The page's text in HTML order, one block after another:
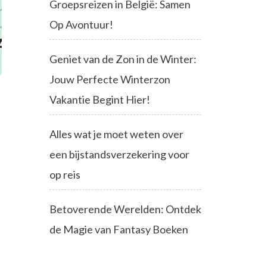
Groepsreizen in België: Samen
Op Avontuur!
Geniet van de Zon in de Winter:
Jouw Perfecte Winterzon
Vakantie Begint Hier!
Alles wat je moet weten over
een bijstandsverzekering voor
op reis
Betoverende Werelden: Ontdek
de Magie van Fantasy Boeken